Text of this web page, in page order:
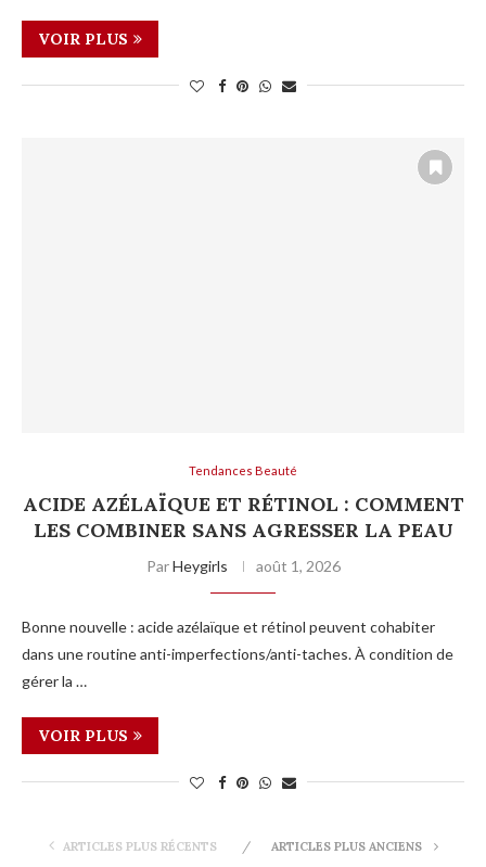
VOIR PLUS
Tendances Beauté
ACIDE AZÉLAÏQUE ET RÉTINOL : COMMENT
LES COMBINER SANS AGRESSER LA PEAU
ParHeygirls août 1, 2026
Bonne nouvelle : acide azélaïque et rétinol peuvent cohabiter
dans une routine anti-imperfections/anti-taches. À condition de
gérer la …
VOIR PLUS
ARTICLES PLUS RÉCENTS ARTICLES PLUS ANCIENS